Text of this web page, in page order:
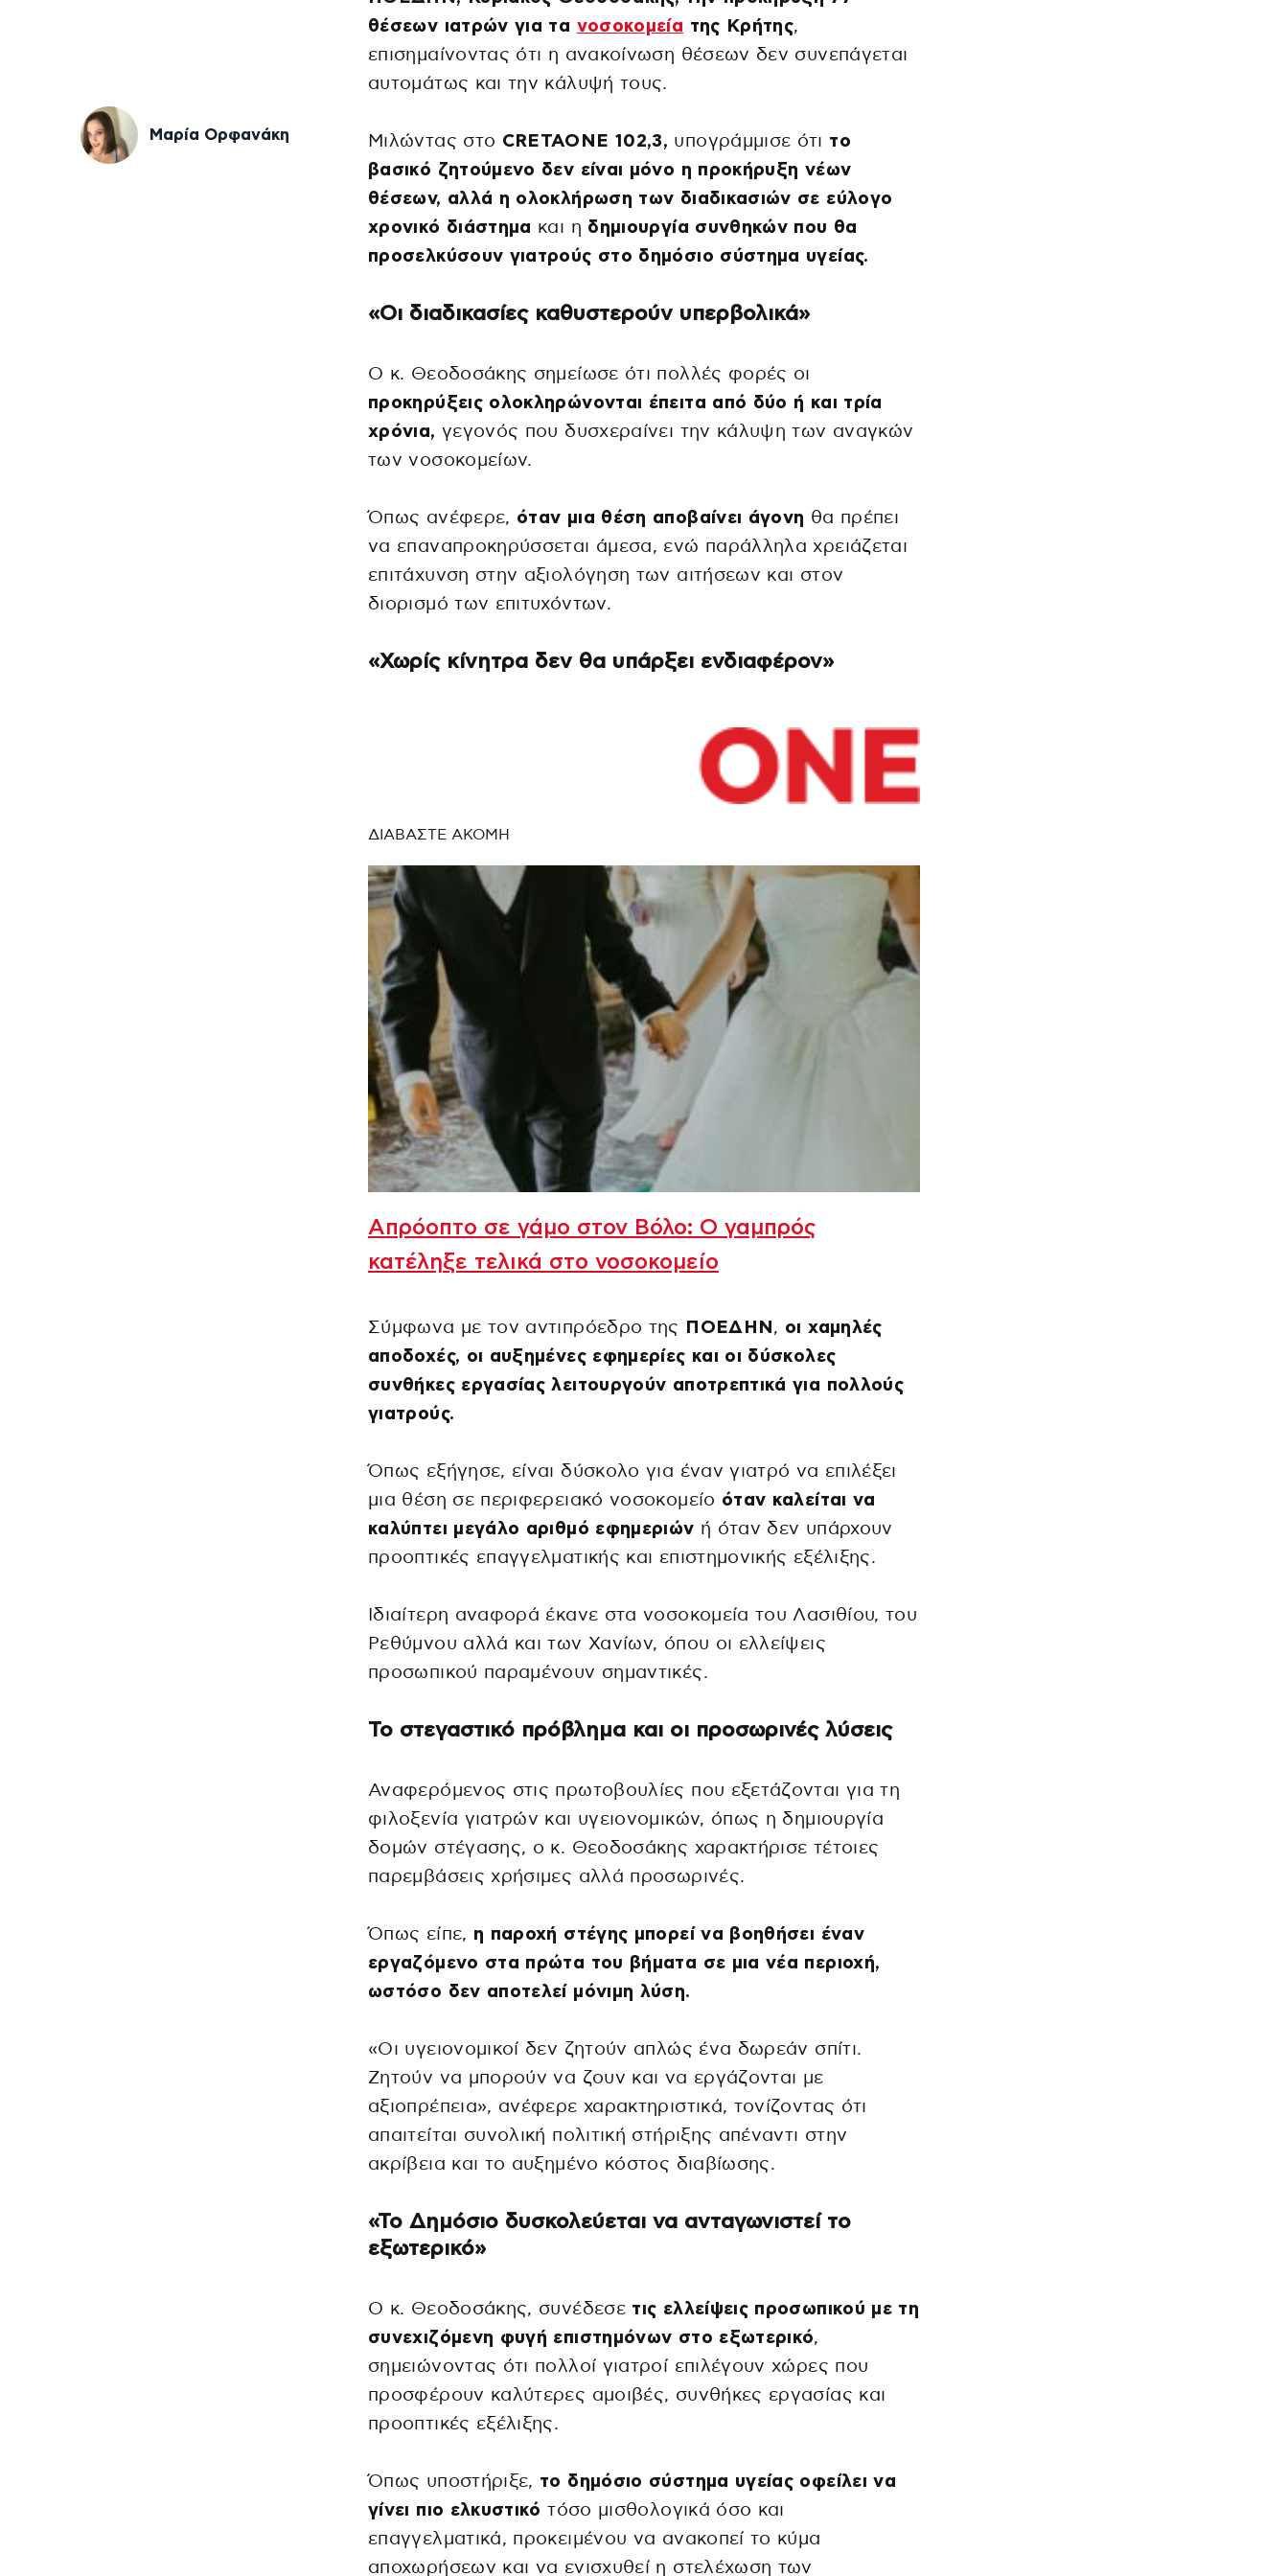
Μαρία Ορφανάκη
θέσεων ιατρών για τα νοσοκομεία της Κρήτης,
επισημαίνοντας ότι η ανακοίνωση θέσεων δεν συνεπάγεται
αυτομάτως και την κάλυψή τους.
Μιλώντας στο CRETAONE 102,3, υπογράμμισε ότι το
βασικό ζητούμενο δεν είναι μόνο η προκήρυξη νέων
θέσεων, αλλά η ολοκλήρωση των διαδικασιών σε εύλογο
χρονικό διάστημα και η δημιουργία συνθηκών που θα
προσελκύσουν γιατρούς στο δημόσιο σύστημα υγείας.
«Οι διαδικασίες καθυστερούν υπερβολικά»
Ο κ. Θεοδοσάκης σημείωσε ότι πολλές φορές οι
προκηρύξεις ολοκληρώνονται έπειτα από δύο ή και τρία
χρόνια, γεγονός που δυσχεραίνει την κάλυψη των αναγκών
των νοσοκομείων.
Όπως ανέφερε, όταν μια θέση αποβαίνει άγονη θα πρέπει
να επαναπροκηρύσσεται άμεσα, ενώ παράλληλα χρειάζεται
επιτάχυνση στην αξιολόγηση των αιτήσεων και στον
διορισμό των επιτυχόντων.
«Χωρίς κίνητρα δεν θα υπάρξει ενδιαφέρον»
ΔΙΑΒΑΣΤΕ ΑΚΟΜΗ
Απρόοπτο σε γάμο στον Βόλο: Ο γαμπρός
κατέληξε τελικά στο νοσοκομείο
Σύμφωνα με τον αντιπρόεδρο της ΠΟΕΔΗΝ , οι χαμηλές
αποδοχές, οι αυξημένες εφημερίες και οι δύσκολες
συνθήκες εργασίας λειτουργούν αποτρεπτικά για πολλούς
γιατρούς.
Όπως εξήγησε, είναι δύσκολο για έναν γιατρό να επιλέξει
μια θέση σε περιφερειακό νοσοκομείο όταν καλείται να
καλύπτει μεγάλο αριθμό εφημεριών ή όταν δεν υπάρχουν
προοπτικές επαγγελματικής και επιστημονικής εξέλιξης.
Ιδιαίτερη αναφορά έκανε στα νοσοκομεία του Λασιθίου, του
Ρεθύμνου αλλά και των Χανίων, όπου οι ελλείψεις
προσωπικού παραμένουν σημαντικές.
Το στεγαστικό πρόβλημα και οι προσωρινές λύσεις
Αναφερόμενος στις πρωτοβουλίες που εξετάζονται για τη
φιλοξενία γιατρών και υγειονομικών, όπως η δημιουργία
δομών στέγασης, ο κ. Θεοδοσάκης χαρακτήρισε τέτοιες
παρεμβάσεις χρήσιμες αλλά προσωρινές.
Όπως είπε, η παροχή στέγης μπορεί να βοηθήσει έναν
εργαζόμενο στα πρώτα του βήματα σε μια νέα περιοχή,
ωστόσο δεν αποτελεί μόνιμη λύση.
«Οι υγειονομικοί δεν ζητούν απλώς ένα δωρεάν σπίτι.
Ζητούν να μπορούν να ζουν και να εργάζονται με
αξιοπρέπεια», ανέφερε χαρακτηριστικά, τονίζοντας ότι
απαιτείται συνολική πολιτική στήριξης απέναντι στην
ακρίβεια και το αυξημένο κόστος διαβίωσης.
«Το Δημόσιο δυσκολεύεται να ανταγωνιστεί το
εξωτερικό»
Ο κ. Θεοδοσάκης, συνέδεσε τις ελλείψεις προσωπικού με τη
συνεχιζόμενη φυγή επιστημόνων στο εξωτερικό,
σημειώνοντας ότι πολλοί γιατροί επιλέγουν χώρες που
προσφέρουν καλύτερες αμοιβές, συνθήκες εργασίας και
προοπτικές εξέλιξης.
Όπως υποστήριξε, το δημόσιο σύστημα υγείας οφείλει να
γίνει πιο ελκυστικό τόσο μισθολογικά όσο και
επαγγελματικά, προκειμένου να ανακοπεί το κύμα
αποχωρήσεων και να ενισχυθεί η στελέχωση των